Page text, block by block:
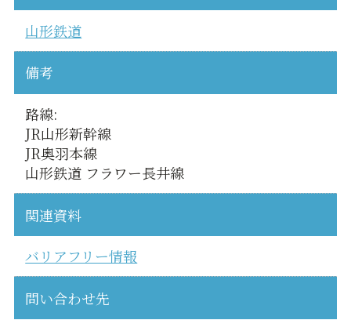
山形鉄道
備考
路線:
JR山形新幹線
JR奥羽本線
山形鉄道 フラワー長井線
関連資料
バリアフリー情報
問い合わせ先